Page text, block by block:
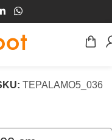
TEPALAMO5_036